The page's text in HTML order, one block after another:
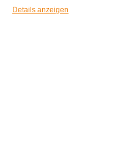
Details anzeigen